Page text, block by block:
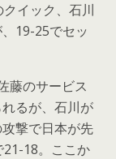
イック、石川
19-25でセッ
藤のサービス
るが、石川が
撃で日本が先
18。ここか